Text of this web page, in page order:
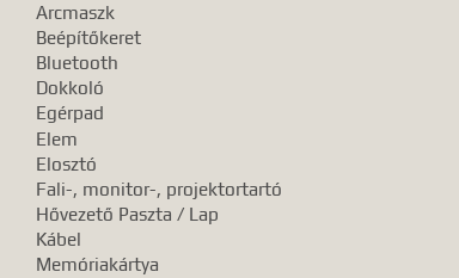
Arcmaszk
Beépítőkeret
Bluetooth
Dokkoló
Egérpad
Elem
Elosztó
Fali-, monitor-, projektortartó
Hővezető Paszta / Lap
Kábel
Memóriakártya